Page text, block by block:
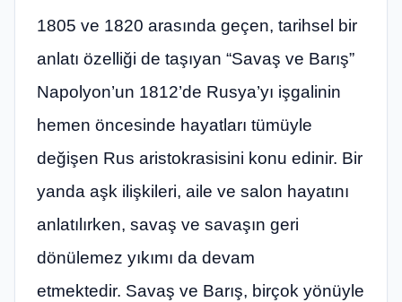
1805 ve 1820 arasında geçen, tarihsel bir
anlatı özelliği de taşıyan “Savaş ve Barış”
Napolyon’un 1812’de Rusya’yı işgalinin
hemen öncesinde hayatları tümüyle
değişen Rus aristokrasisini konu edinir. Bir
yanda aşk ilişkileri, aile ve salon hayatını
anlatılırken, savaş ve savaşın geri
dönülemez yıkımı da devam
etmektedir. Savaş ve Barış, birçok yönüyle